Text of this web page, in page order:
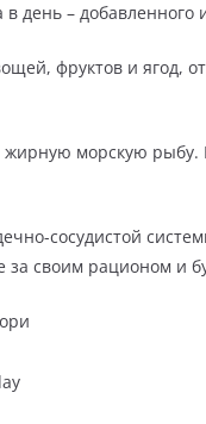
в день –
фруктов и ягод,
морскую
сосудистой
своим рационом и